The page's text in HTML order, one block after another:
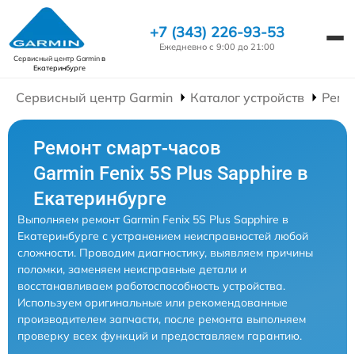
Сервисный центр Garminв
Екатеринбурге
+7 (343) 226-93-53
Ежедневно с 9:00 до 21:00
Сервисный центр Garmin Каталог устройств
Ремонт смарт-часов
Garmin Fenix 5S Plus Sapphire в
Екатеринбурге
Выполняем ремонт Garmin Fenix 5S Plus Sapphire в
Екатеринбурге с устранением неисправностей любой
сложности. Проводим диагностику, выявляем причины
поломки, заменяем неисправные детали и
восстанавливаем работоспособность устройства.
Используем оригинальные или рекомендованные
производителем запчасти, после ремонта выполняем
проверку всех функций и предоставляем гарантию.